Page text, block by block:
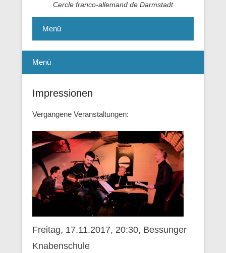
Cercle franco-allemand de Darmstadt
Menü
Menü
Impressionen
Vergangene Veranstaltungen:
Freitag, 17.11.2017, 20:30, Bessunger
Knabenschule